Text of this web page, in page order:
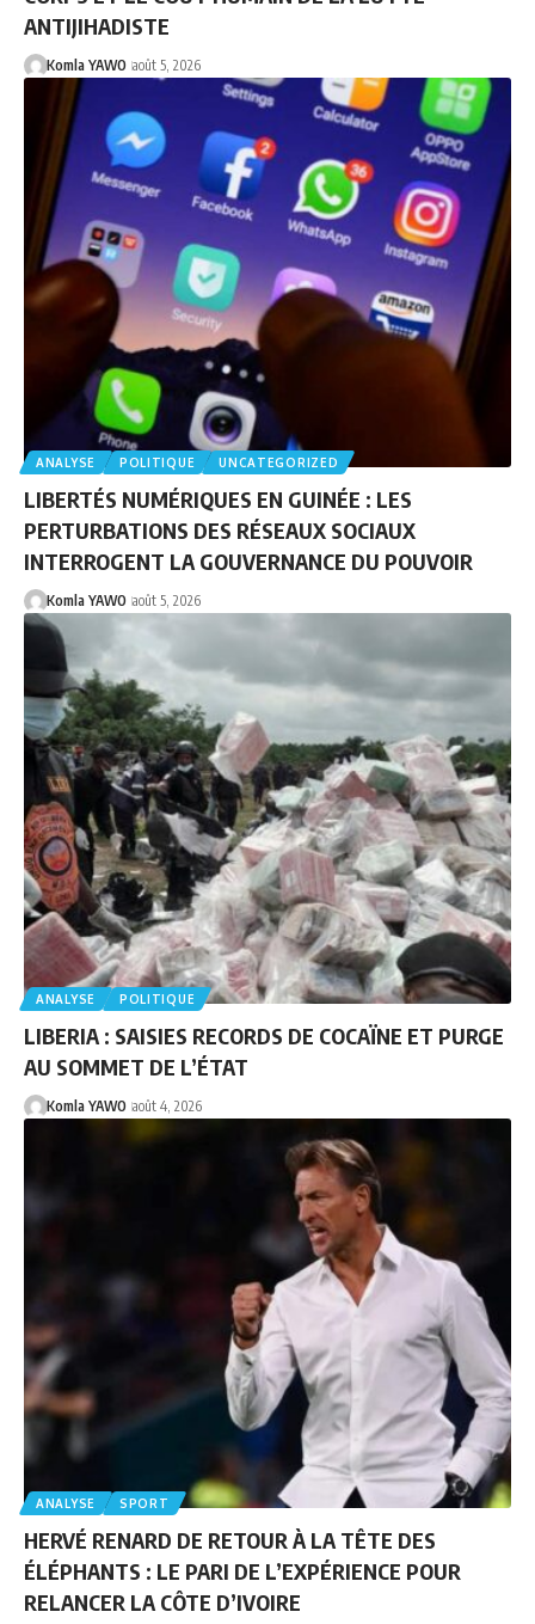
ANTIJIHADISTE
Komla YAWO août 5, 2026
ANALYSE POLITIQUE UNCATEGORIZED
LIBERTÉS NUMÉRIQUES EN GUINÉE : LES
PERTURBATIONS DES RÉSEAUX SOCIAUX
INTERROGENT LA GOUVERNANCE DU POUVOIR
Komla YAWO août 5, 2026
ANALYSE POLITIQUE
LIBERIA : SAISIES RECORDS DE COCAÏNE ET PURGE
AU SOMMET DE L’ÉTAT
Komla YAWO août 4, 2026
ANALYSE SPORT
HERVÉ RENARD DE RETOUR À LA TÊTE DES
ÉLÉPHANTS : LE PARI DE L’EXPÉRIENCE POUR
RELANCER LA CÔTE D’IVOIRE